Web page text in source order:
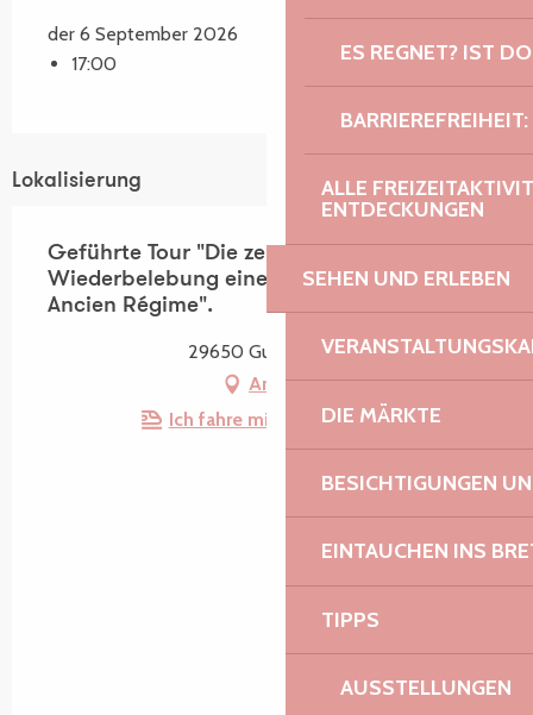
ES REGNET? IST
ALLE
ENTDECKUNGEN
SEHEN UND ERLEBEN
DIE MÄRKTE
BESICHTIGUNGEN
EINTAUCHEN INS
TIPPS
AUSSTELLUNGEN
der 6 September 2026
17:00
Lokalisierung
Geführte Tour "Die zeitgenössische
Wiederbelebung eines Städtchens des
Ancien Régime".
29650 Guerlesquin
Anfahrt
Ich fahre mit dem Zug hin!